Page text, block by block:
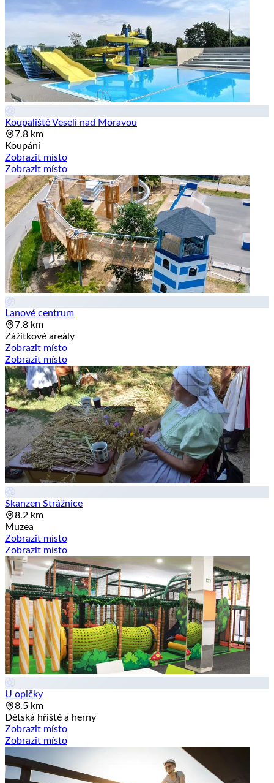
Koupaliště Veselí nad Moravou
7.8 km
Koupání
Zobrazit místo
Zobrazit místo
Lanové centrum
7.8 km
Zážitkové areály
Zobrazit místo
Zobrazit místo
Skanzen Strážnice
8.2 km
Muzea
Zobrazit místo
Zobrazit místo
U opičky
8.5 km
Dětská hřiště a herny
Zobrazit místo
Zobrazit místo